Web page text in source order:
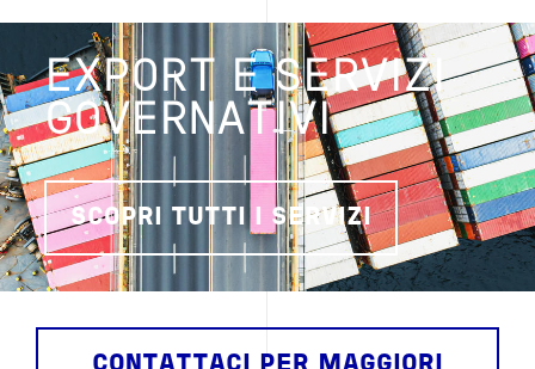
EXPORT E SERVIZI
GOVERNATIVI
SCOPRI TUTTI I SERVIZI
CONTATTACI PER MAGGIORI